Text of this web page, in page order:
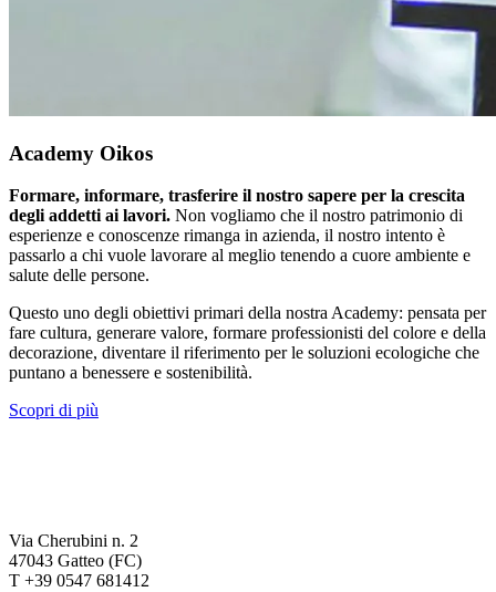
Academy Oikos
Formare, informare, trasferire il nostro sapere per la crescita
degli addetti ai lavori. Non vogliamo che il nostro patrimonio di
esperienze e conoscenze rimanga in azienda, il nostro intento è
passarlo a chi vuole lavorare al meglio tenendo a cuore ambiente e
salute delle persone.
Questo uno degli obiettivi primari della nostra Academy: pensata per
fare cultura, generare valore, formare professionisti del colore e della
decorazione, diventare il riferimento per le soluzioni ecologiche che
puntano a benessere e sostenibilità.
Scopri di più
Via Cherubini n. 2
47043 Gatteo (FC)
T +39 0547 681412